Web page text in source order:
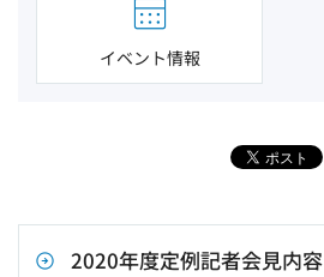
イベント情報
2020年度定例記者会見内容